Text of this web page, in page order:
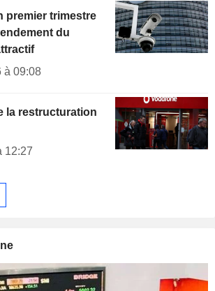
premier trimestre
du
à 09:08
la restructuration
12:27